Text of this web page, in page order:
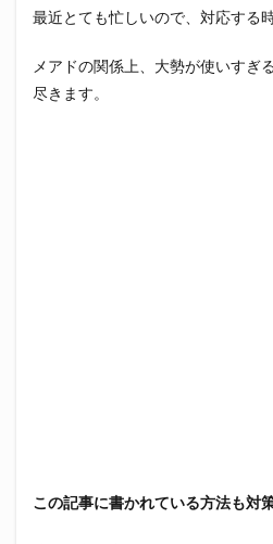
最近とても忙しいので、対応する
メアドの関係上、大勢が使いすぎ
尽きます。
この記事に書かれている方法も対